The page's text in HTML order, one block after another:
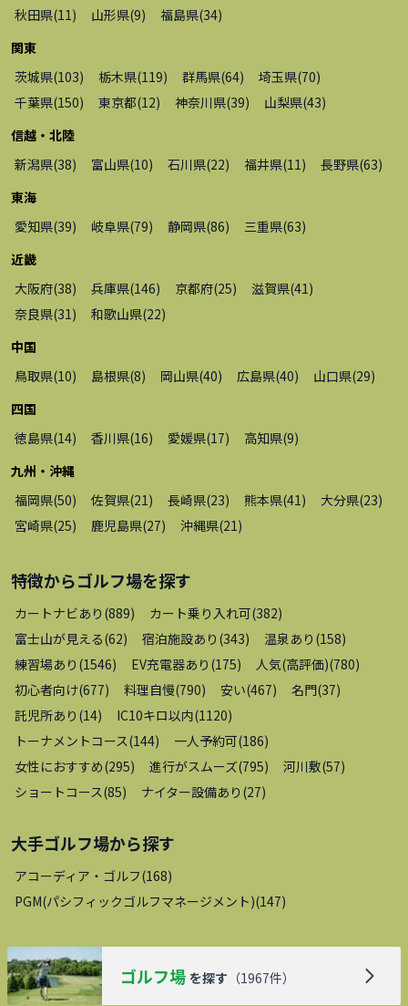
秋田県(11 ) 山形県(9) 福島県(34)
関東
茨城県(103) 栃木県(119) 群馬県(64) 埼玉県(70)
千葉県(150) 東京都(12) 神奈川県(39) 山梨県(43)
信越・北陸
新潟県(38) 富山県(10) 石川県(22) 福井県(11 ) 長野県(63)
東海
愛知県(39) 岐阜県(79) 静岡県(86) 三重県(63)
近畿
大阪府(38) 兵庫県(146) 京都府(25) 滋賀県(41 )
奈良県(31 ) 和歌山県(22)
中国
鳥取県(10) 島根県(8) 岡山県(40) 広島県(40) 山口県(29)
四国
徳島県(14) 香川県(16) 愛媛県(17) 高知県(9)
九州・沖縄
福岡県(50) 佐賀県(21 ) 長崎県(23) 熊本県(41 ) 大分県(23)
宮崎県(25) 鹿児島県(27) 沖縄県(21 )
特徴からゴルフ場を探す
カートナビあり (889) カート乗り入れ可(382)
富士山が見える(62) 宿泊施設あり (343) 温泉あり (158)
練習場あり (1546) EV充電器あり (175) 人気(高評価)(780)
初心者向け(677) 料理自慢(790) 安い(467) 名門(37)
託児所あり (14) IC10キロ以内(1120)
トーナメントコース(144) 一人予約可(186)
女性におすすめ(295) 進行がスムーズ(795) 河川敷(57)
ショートコース(85) ナイター設備あり (27)
大手ゴルフ場から探す
アコーディア・ゴルフ(168)
PGM(パシフィックゴルフマネージメント)(147)
ゴルフ場 を探す （1967件）